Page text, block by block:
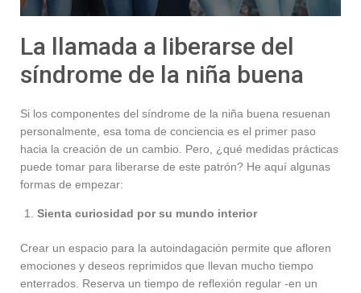
La llamada a liberarse del
síndrome de la niña buena
Si los componentes del síndrome de la niña buena resuenan
personalmente, esa toma de conciencia es el primer paso
hacia la creación de un cambio. Pero, ¿qué medidas prácticas
puede tomar para liberarse de este patrón? He aquí algunas
formas de empezar:
Sienta curiosidad por su mundo interior
Crear un espacio para la autoindagación permite que afloren
emociones y deseos reprimidos que llevan mucho tiempo
enterrados. Reserva un tiempo de reflexión regular -en un